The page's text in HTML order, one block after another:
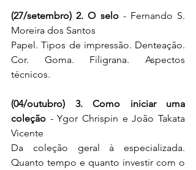
(27/setembro) 2. O selo - Fernando S.
Moreira dos Santos
Papel. Tipos de impressão. Denteação.
Cor. Goma. Filigrana. Aspectos
técnicos.
(04/outubro) 3. Como iniciar uma
coleção - Ygor Chrispin e João Takata
Vicente
Da coleção geral à especializada.
Quanto tempo e quanto investir com o